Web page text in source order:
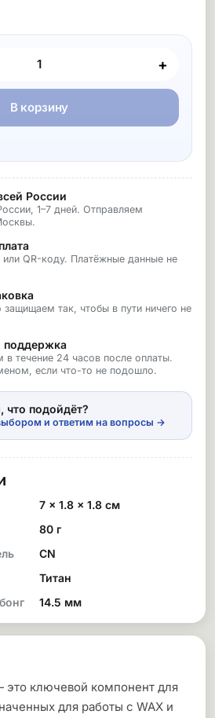
+
В корзину
России
1–7 дней. Отправляем
QR-коду. Платёжные данные не
защищаем так, чтобы в пути ничего не
поддержка
в течение 24 часов после оплаты.
если что-то не подошло.
что подойдёт?
и ответим на вопросы →
7 × 1.8 × 1.8 см
80 г
CN
Титан
14.5 мм
это ключевой компонент для
для работы с WAX и